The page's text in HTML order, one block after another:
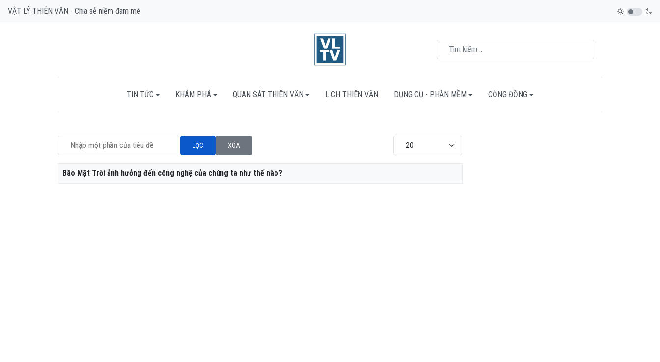
VẬT LÝ THIÊN VĂN - Chia sẻ niềm đam mê
TIN TỨC KHÁM PHÁ QUAN SÁT THIÊN VĂN LỊCH THIÊN VĂN DỤNG CỤ - PHẦN MỀM CỘNG ĐỒNG
Nhập một phần của tiêu đề LỌC XÓA Hiển thị #
Tiêu đề
Bão Mặt Trời ảnh hưởng đến công nghệ của chúng ta như thế nào?